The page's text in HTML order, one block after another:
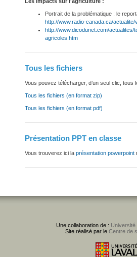
Portrait de la problématique : le
http://www.radio-canada.ca/
http://www.dicodunet.com/
agricoles.htm
Tous les fichiers
Vous pouvez télécharger, d’un seul clic, tous
Tous les fichiers (en format zip)
Tous les fichiers (en format pdf)
Présentation PPT en classe
Vous trouverez ici la présentation powerpoint
Une collaboration de : Université
Site réalisé par le Centre de